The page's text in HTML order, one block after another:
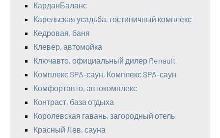
КарданБаланс
Карельская усадьба, гостиничный комплекс
Кедровая, баня
Клевер, автомойка
Ключавто, официальный дилер Renault
Комплекс SPA-саун, Комплекс SPA-саун
Комфортавто, автокомплекс
Контраст, база отдыха
Королевская гавань, загородный отель
Красный Лев, сауна